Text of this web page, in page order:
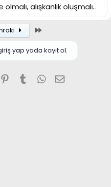
alışkanlık oluşmalı..
yap yada kayıt ol.
Pinterest
TumblrWhatsApp
E-posta